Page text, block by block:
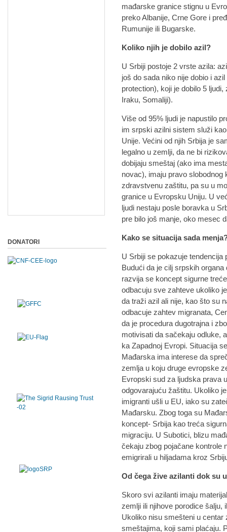
mađarske granice stignu u
preko Albanije, Crne Gore i
Rumunije ili Bugarske.
Koliko njih je dobilo azil?
U Srbiji postoje 2 vrste azila:
još do sada niko nije dobio i
protection), koji je dobilo 5
Iraku, Somaliji).
Više od 95% ljudi je napustilo
im srpski azilni sistem služi
Unije. Većini od njih Srbija je
legalno u zemlji, da ne bi
dobijaju smeštaj (ako ima
novac), imaju pravo slobodnog
zdravstvenu zaštitu, pa su u
granice u Evropsku Uniju. U
ljudi nestaju posle boravka u
pre bilo još manje, oko mesec
Kako se situacija sada
U Srbiji se pokazuje tendencija
Budući da je cilj srpskih
razvija se koncept sigurne
odbacuju sve zahteve ukoliko
da traži azil ali nije, kao što su
odbacuje zahtev migranata,
da je procedura dugotrajna i
motivisati da sačekaju odluke,
ka Zapadnoj Evropi. Situacija
Mađarska ima interese da
zemlja u koju druge evropske
Evropski sud za ljudska prava
odgovarajuću žaštitu. Ukoliko
imigranti ušli u EU, iako su
Mađarsku. Zbog toga su
koncept- Srbija kao treća
migraciju. U Subotici, blizu
čekaju zbog pojačane kontrole
emigrirali u hiljadama kroz
Od čega žive azilanti dok su
Skoro svi azilanti imaju
zemlji ili njihove porodice šalju,
Ukoliko nisu smešteni u
smeštajima, koji sami plaćaju.
DONATORI